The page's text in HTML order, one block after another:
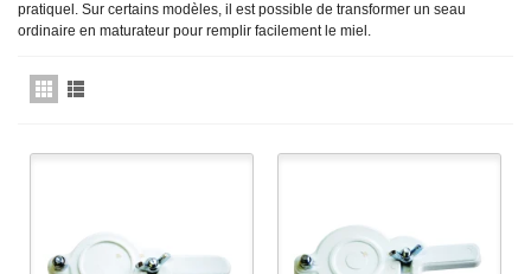
pratiquel. Sur certains modèles, il est possible de transformer un seau
ordinaire en maturateur pour remplir facilement le miel.